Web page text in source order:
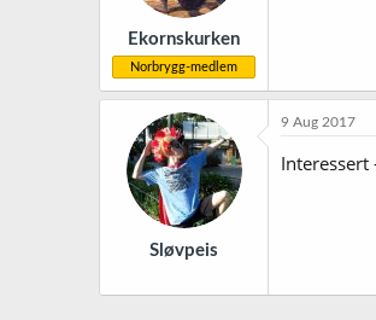
Ekornskurken
Norbrygg-medlem
Sløvpeis
9 Aug 2017